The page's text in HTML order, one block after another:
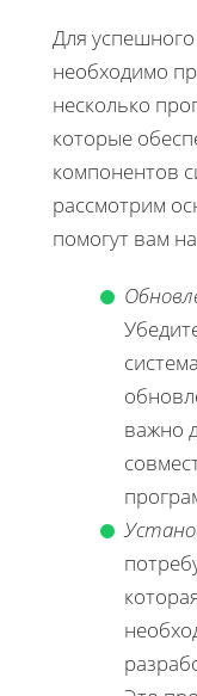
Для
необходимо
несколько
которые
компонентов
рассмотрим
помогут вам
важно